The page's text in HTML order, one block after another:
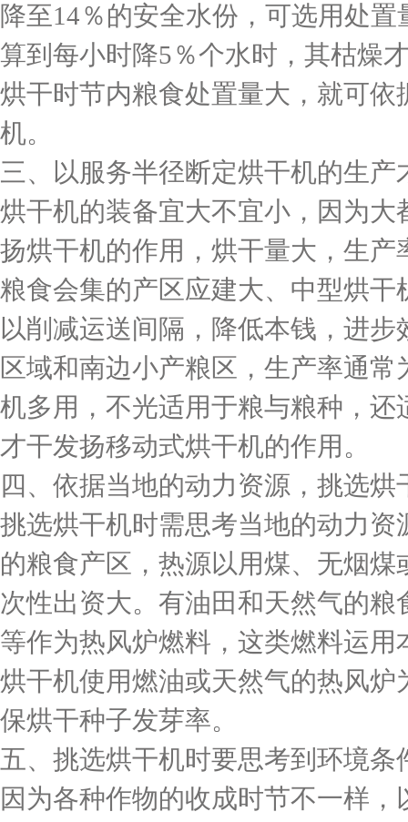
降至14％的安全水份，可选用处
算到每小时降5％个水时，其枯燥
烘干时节内粮食处置量大，就可
机。
三、以服务半径断定烘干机的生产
烘干机的装备宜大不宜小，因为
扬烘干机的作用，烘干量大，生
粮食会集的产区应建大、中型烘
以削减运送间隔，降低本钱，进
区域和南边小产粮区，生产率通
机多用，不光适用于粮与粮种，
才干发扬移动式烘干机的作用。
四、依据当地的动力资源，挑选烘
挑选烘干机时需思考当地的动力
的粮食产区，热源以用煤、无烟
次性出资大。有油田和天然气的
等作为热风炉燃料，这类燃料运
烘干机使用燃油或天然气的热风
保烘干种子发芽率。
五、挑选烘干机时要思考到环境条
因为各种作物的收成时节不一样